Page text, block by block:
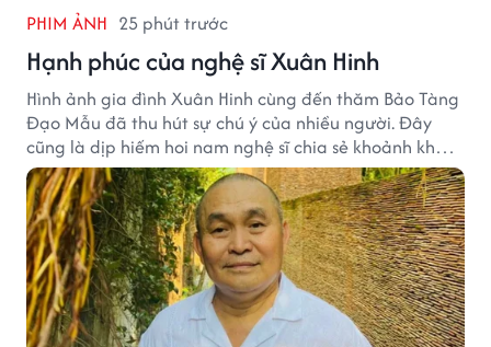
PHIM ẢNH 25 phút trước
Hạnh phúc của nghệ sĩ Xuân Hinh
Hình ảnh gia đình Xuân Hinh cùng đến thăm Bảo Tàng
Đạo Mẫu đã thu hút sự chú ý của nhiều người. Đây
cũng là dịp hiếm hoi nam nghệ sĩ chia sẻ khoảnh khắc
sum họp bên người thân tại công trình văn hóa tâm
huyết của mình.